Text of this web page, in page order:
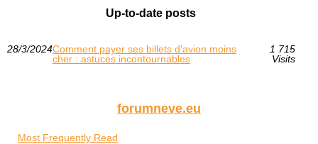
Up-to-date posts
28/3/2024Comment payer ses billets d'avion moins
cher : astuces incontournables
1 715
Visits
forumneve.eu
Most Frequently Read